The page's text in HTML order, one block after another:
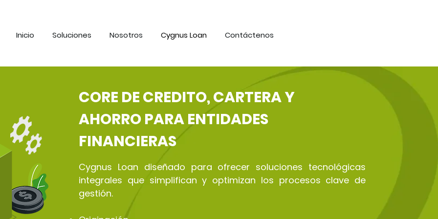
Inicio Soluciones Nosotros Cygnus Loan Contáctenos
CORE DE CREDITO, CARTERA Y
AHORRO PARA ENTIDADES
FINANCIERAS
Cygnus Loan diseñado para ofrecer soluciones tecnológicas
integrales que simplifican y optimizan los procesos clave de
gestión.